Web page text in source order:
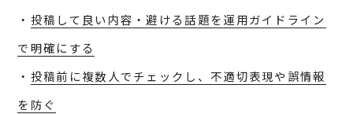
・ 投稿して良い内容・避ける話題を運用ガイドライン
で明確にする
・ 投稿前に複数人でチェックし、不適切表現や誤情報
を防ぐ